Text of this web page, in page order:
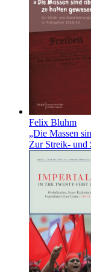
Felix Bluhm
„Die Massen
Zur Streik- und